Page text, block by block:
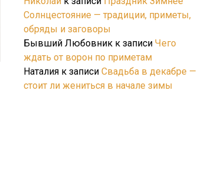
Солнцестояние — традиции, приметы,
обряды и заговоры
Бывший Любовник к записи Чего
ждать от ворон по приметам
Наталия к записи Свадьба в декабре —
стоит ли жениться в начале зимы